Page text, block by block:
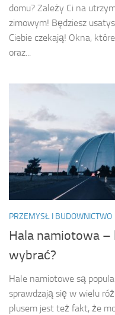
domu? Zależy Ci na
zimowym! Będziesz
Ciebie czekają! Okna,
oraz...
PRZEMYSŁ I BUDOWNICTWO
Hala namiotowa –
wybrać?
Hale namiotowe są
sprawdzają się w wielu
plusem jest też fakt, że